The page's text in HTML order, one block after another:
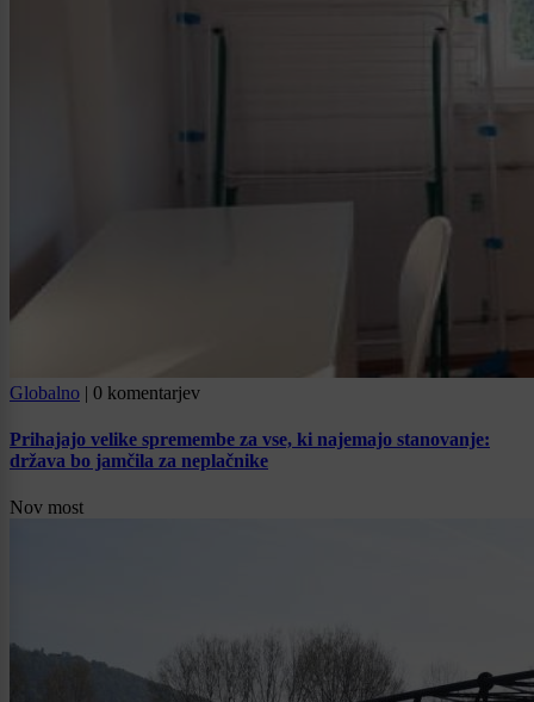
Globalno | 0 komentarjev
Prihajajo velike spremembe za vse, ki najemajo stanovanje:
država bo jamčila za neplačnike
Nov most